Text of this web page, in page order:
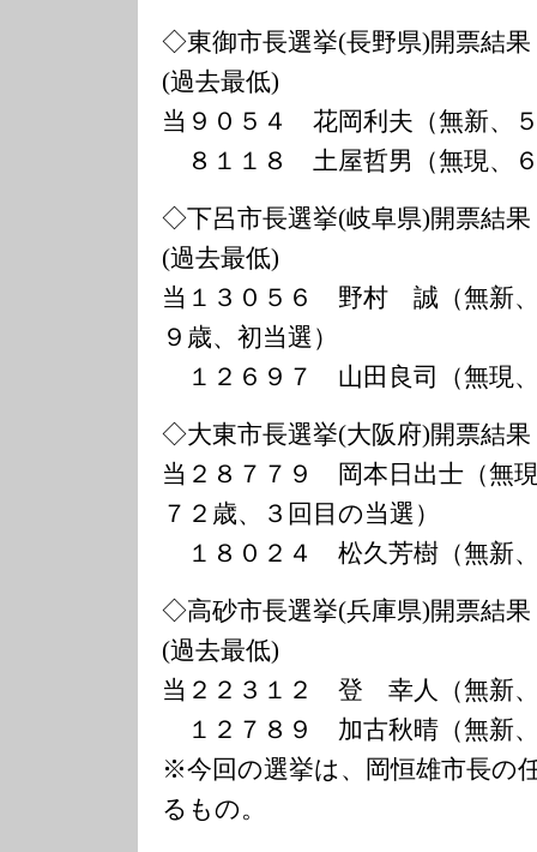
◇東御市長選挙(長野県)開票結
(過去最低)
当９０５４ 花岡利夫（無新、
８１１８ 土屋哲男（無現、
◇下呂市長選挙(岐阜県)開票結
(過去最低)
当１３０５６ 野村 誠（無新、
９歳、初当選）
１２６９７ 山田良司（無現
◇大東市長選挙(大阪府)開票結
当２８７７９ 岡本日出士（無
７２歳、３回目の当選）
１８０２４ 松久芳樹（無新
◇高砂市長選挙(兵庫県)開票結
(過去最低)
当２２３１２ 登 幸人（無新、
１２７８９ 加古秋晴（無新
※今回の選挙は、岡恒雄市長の
るもの。